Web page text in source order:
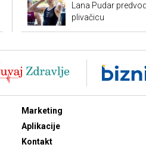
Lana Pudar
plivačicu
Marketing
Aplikacije
Kontakt